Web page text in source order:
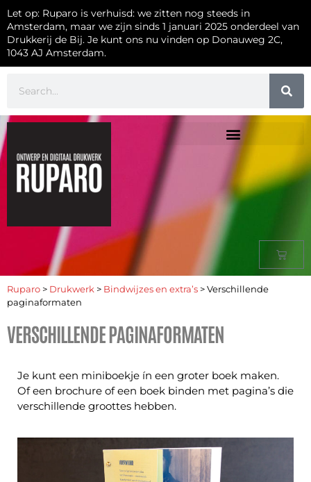
Let op: Ruparo is verhuisd: we zitten nog steeds in
Amsterdam, maar we zijn sinds 1 januari 2025 onderdeel van
Drukkerij de Bij. Je kunt ons nu vinden op Donauweg 2C,
1043 AJ Amsterdam.
Ruparo > Drukwerk > Bindwijzes en extra’s > Verschillende
paginaformaten
VERSCHILLENDE PAGINAFORMATEN
Je kunt een miniboekje ín een groter boek maken.
Of een brochure of een boek binden met pagina’s die
verschillende groottes hebben.